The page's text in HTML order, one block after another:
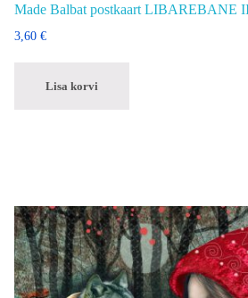
Made Balbat postkaart LIBAREBANE
3,60 €
Lisa korvi